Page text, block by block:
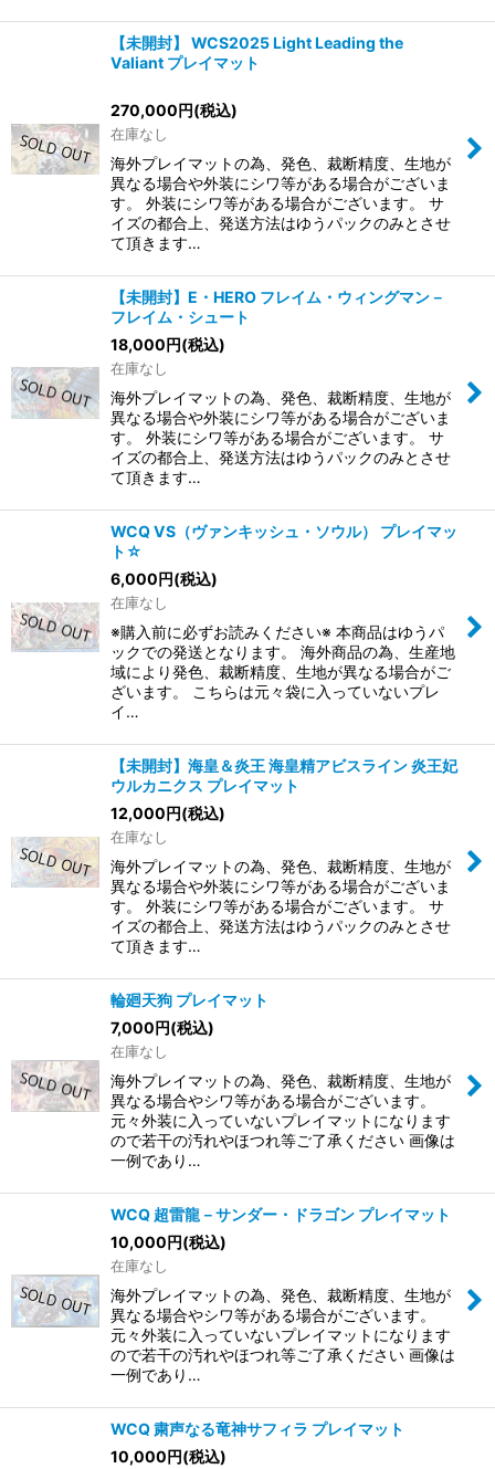
【未開封】 WCS2025 Light Leading the
Valiant プレイマット
270,000円(税込)
在庫なし
海外プレイマットの為、発色、裁断精度、生地が
異なる場合や外装にシワ等がある場合がございま
す。 外装にシワ等がある場合がございます。 サ
イズの都合上、発送方法はゆうパックのみとさせ
て頂きます…
【未開封】E・HERO フレイム・ウィングマン－
フレイム・シュート
18,000円(税込)
在庫なし
海外プレイマットの為、発色、裁断精度、生地が
異なる場合や外装にシワ等がある場合がございま
す。 外装にシワ等がある場合がございます。 サ
イズの都合上、発送方法はゆうパックのみとさせ
て頂きます…
WCQ VS（ヴァンキッシュ・ソウル） プレイマッ
ト☆
6,000円(税込)
在庫なし
※購入前に必ずお読みください※ 本商品はゆうパ
ックでの発送となります。 海外商品の為、生産地
域により発色、裁断精度、生地が異なる場合がご
ざいます。 こちらは元々袋に入っていないプレ
イ…
【未開封】海皇＆炎王 海皇精アビスライン 炎王妃
ウルカニクス プレイマット
12,000円(税込)
在庫なし
海外プレイマットの為、発色、裁断精度、生地が
異なる場合や外装にシワ等がある場合がございま
す。 外装にシワ等がある場合がございます。 サ
イズの都合上、発送方法はゆうパックのみとさせ
て頂きます…
輪廻天狗 プレイマット
7,000円(税込)
在庫なし
海外プレイマットの為、発色、裁断精度、生地が
異なる場合やシワ等がある場合がございます。
元々外装に入っていないプレイマットになります
ので若干の汚れやほつれ等ご了承ください 画像は
一例であり…
WCQ 超雷龍－サンダー・ドラゴン プレイマット
10,000円(税込)
在庫なし
海外プレイマットの為、発色、裁断精度、生地が
異なる場合やシワ等がある場合がございます。
元々外装に入っていないプレイマットになります
ので若干の汚れやほつれ等ご了承ください 画像は
一例であり…
WCQ 粛声なる竜神サフィラ プレイマット
10,000円(税込)